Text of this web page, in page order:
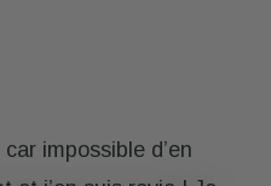
impossible d’en